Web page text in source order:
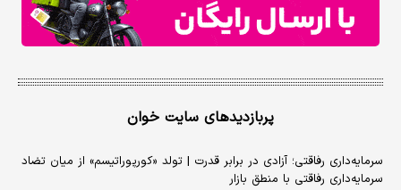
پربازدیدهای سایت خوان
سرمایه‌داری رفاقتی؛ آزادی در برابر قدرت | تولد «کورپوراتیسم» از میان تضاد
سرمایه‌داری رفاقتی با منطق بازار